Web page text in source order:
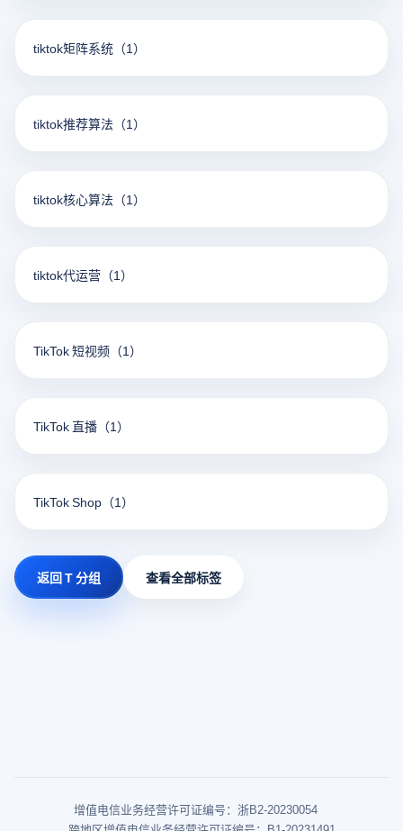
tiktok矩阵系统 （1）
tiktok推荐算法 （1）
tiktok核心算法 （1）
tiktok代运营 （1）
TikTok 短视频 （1）
TikTok 直播 （1）
TikTok Shop （1）
返回 T 分组 查看全部标签
增值电信业务经营许可证编号：浙B2-20230054